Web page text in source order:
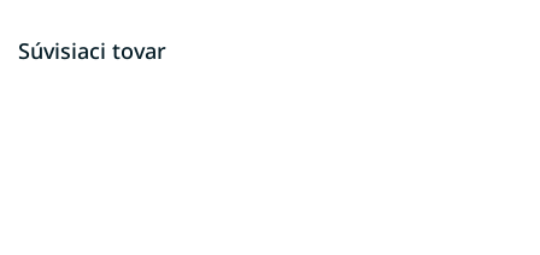
Súvisiaci tovar